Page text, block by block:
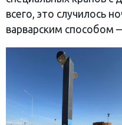
всего, это случилось
варварским способом